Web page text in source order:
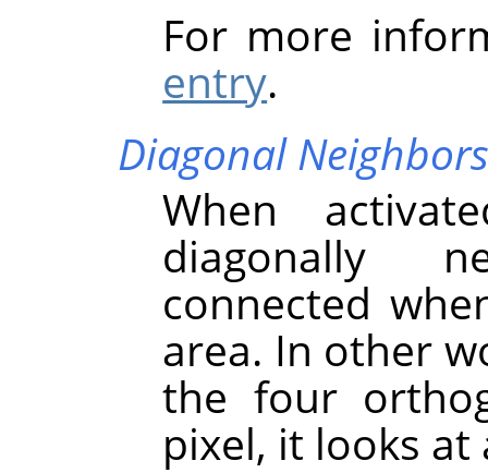
For more
entry.
Diagonal Neighbors
When
diagonally
connected
area. In other
the four
pixel, it looks